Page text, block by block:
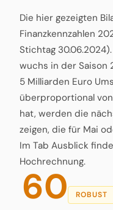
Die hier gezeigten
Finanzkennzahlen
Stichtag
wuchs in der Saison
5 Milliarden Euro
überproportional
hat, werden die
zeigen, die für Mai
Im Tab Ausblick
Hochrechnung.
60 ROBUST